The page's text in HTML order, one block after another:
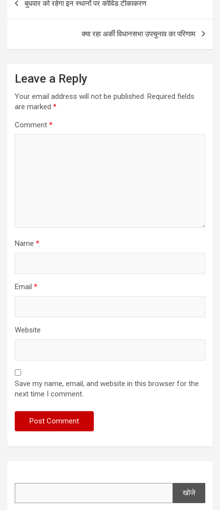
navigation
बुधवार को रहेगा इन स्थानों पर कोविड टीकाकरण
क्या रहा अर्की विधानसभा उपचुनाव का परिणाम
Leave a Reply
Your email address will not be published. Required fields
are marked *
Comment *
Name *
Email *
Website
Save my name, email, and website in this browser for the
next time I comment.
खोजे